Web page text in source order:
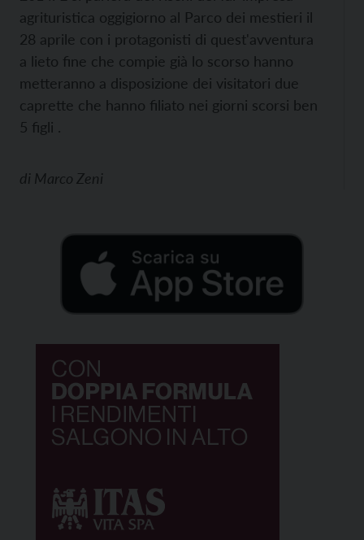
agrituristica oggigiorno al Parco dei mestieri il
28 aprile con i protagonisti di quest'avventura
a lieto fine che compie già lo scorso hanno
metteranno a disposizione dei visitatori due
caprette che hanno filiato nei giorni scorsi ben
5 figli .
di Marco Zeni